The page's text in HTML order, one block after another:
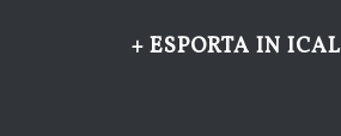
+ ESPORTA IN ICAL